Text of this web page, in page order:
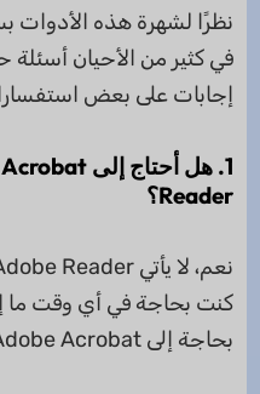
نظرًا لشهرة هذه الأدوات
في كثير من الأحيان أسئلة
إجابات على بعض
Reader؟
كنت بحاجة في أي وقت ما
بحاجة إلى Adobe Acrobat.